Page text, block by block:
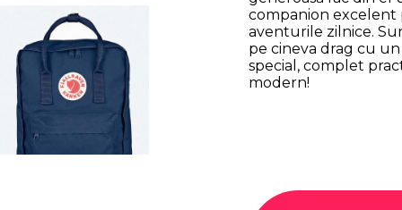
companion
aventurile zilnice.
pe cineva drag cu
special, complet
modern!